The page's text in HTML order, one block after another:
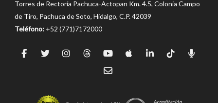
Torres de Rectoría Pachuca-Actopan Km. 4.5, Colonia Campo
de Tiro, Pachuca de Soto, Hidalgo, C.P. 42039
Teléfono: +52 (771)7172000
Acreditación